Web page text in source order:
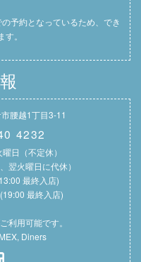
予約となっているため、でき
。
腰越1丁目3-11
4232
日（不定休）
翌火曜日に代休）
最終入店)
最終入店)
利用可能です。
Diners